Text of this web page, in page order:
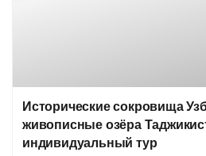
Исторические сокровища
живописные озёра
индивидуальный тур